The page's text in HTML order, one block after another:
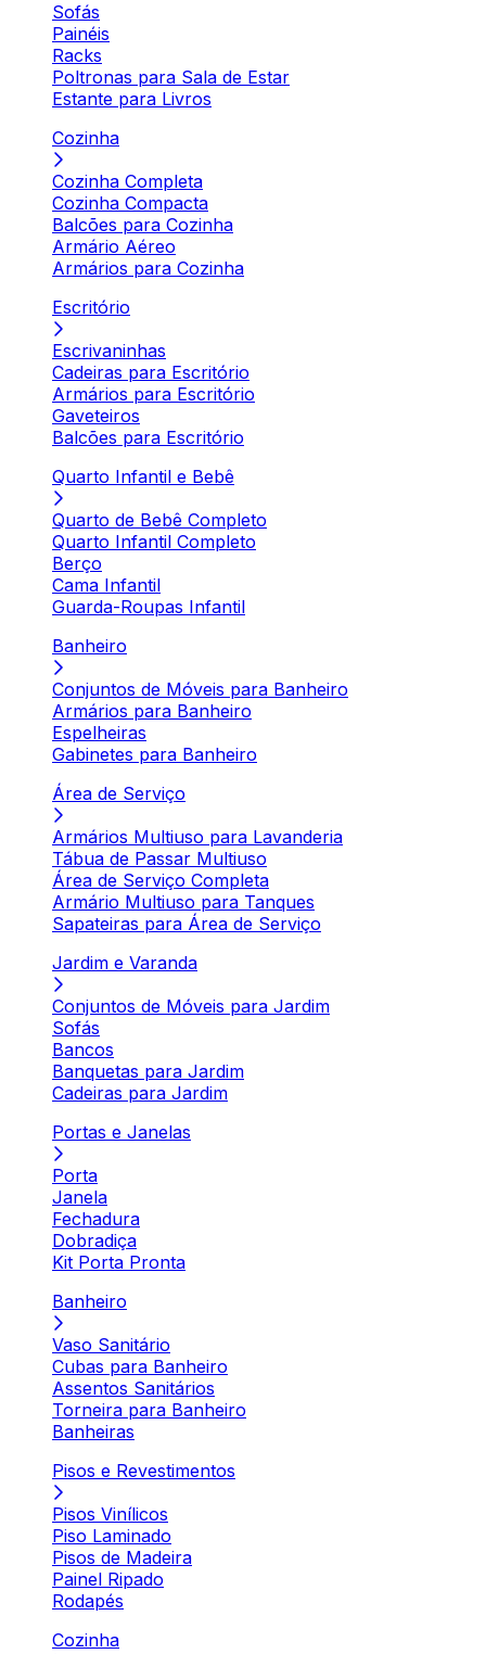
Sofás
Painéis
Racks
Poltronas para Sala de Estar
Estante para Livros
Cozinha
Cozinha Completa
Cozinha Compacta
Balcões para Cozinha
Armário Aéreo
Armários para Cozinha
Escritório
Escrivaninhas
Cadeiras para Escritório
Armários para Escritório
Gaveteiros
Balcões para Escritório
Quarto Infantil e Bebê
Quarto de Bebê Completo
Quarto Infantil Completo
Berço
Cama Infantil
Guarda-Roupas Infantil
Banheiro
Conjuntos de Móveis para Banheiro
Armários para Banheiro
Espelheiras
Gabinetes para Banheiro
Área de Serviço
Armários Multiuso para Lavanderia
Tábua de Passar Multiuso
Área de Serviço Completa
Armário Multiuso para Tanques
Sapateiras para Área de Serviço
Jardim e Varanda
Conjuntos de Móveis para Jardim
Sofás
Bancos
Banquetas para Jardim
Cadeiras para Jardim
Portas e Janelas
Porta
Janela
Fechadura
Dobradiça
Kit Porta Pronta
Banheiro
Vaso Sanitário
Cubas para Banheiro
Assentos Sanitários
Torneira para Banheiro
Banheiras
Pisos e Revestimentos
Pisos Vinílicos
Piso Laminado
Pisos de Madeira
Painel Ripado
Rodapés
Cozinha